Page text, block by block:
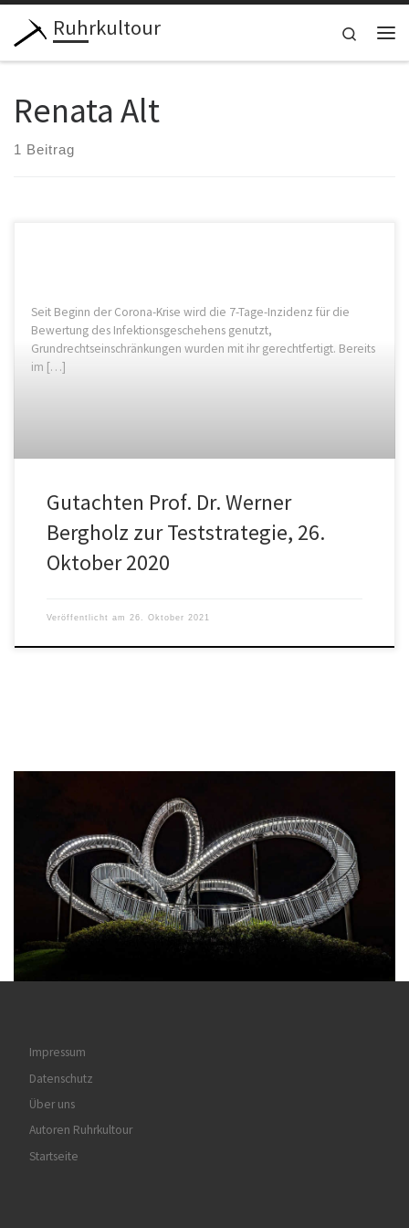
Zum Inhalt springen
Ruhrkultour
Search
Renata Alt
1 Beitrag
Seit Beginn der Corona-Krise wird die 7-Tage-Inzidenz für die
Bewertung des Infektionsgeschehens genutzt,
Grundrechtseinschränkungen wurden mit ihr gerechtfertigt. Bereits
im […]
Gutachten Prof. Dr. Werner
Bergholz zur Teststrategie, 26.
Oktober 2020
Veröffentlicht am 26. Oktober 2021
Impressum
Datenschutz
Über uns
Autoren Ruhrkultour
Startseite